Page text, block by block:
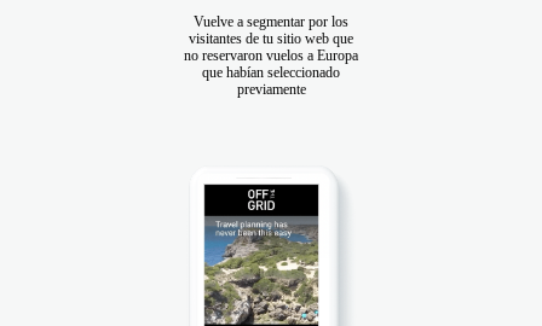
Vuelve a segmentar por los
visitantes de tu sitio web que
no reservaron vuelos a Europa
que habían seleccionado
previamente